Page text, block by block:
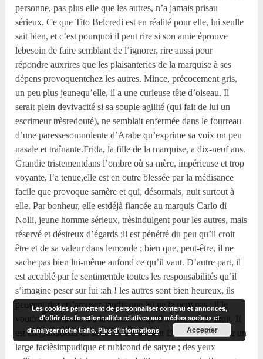
personne, pas plus elle que les autres, n’a jamais prisau
sérieux. Ce que Tito Belcredi est en réalité pour elle, lui seulle
sait bien, et c’est pourquoi il peut rire si son amie éprouve
lebesoin de faire semblant de l’ignorer, rire aussi pour
répondre auxrires que les plaisanteries de la marquise à ses
dépens provoquentchez les autres. Mince, précocement gris,
un peu plus jeunequ’elle, il a une curieuse tête d’oiseau. Il
serait plein devivacité si sa souple agilité (qui fait de lui un
escrimeur trèsredouté), ne semblait enfermée dans le fourreau
d’une paressesomnolente d’Arabe qu’exprime sa voix un peu
nasale et traînante.Frida, la fille de la marquise, a dix-neuf ans.
Grandie tristementdans l’ombre où sa mère, impérieuse et trop
voyante, l’a tenue,elle est en outre blessée par la médisance
facile que provoque samère et qui, désormais, nuit surtout à
elle. Par bonheur, elle estdéjà fiancée au marquis Carlo di
Nolli, jeune homme sérieux, trèsindulgent pour les autres, mais
réservé et désireux d’égards ;il est pénétré du peu qu’il croit
être et de sa valeur dans lemonde ; bien que, peut-être, il ne
sache pas bien lui-même aufond ce qu’il vaut. D’autre part, il
est accablé par le sentimentde toutes les responsabilités qu’il
s’imagine peser sur lui :ah ! les autres sont bien heureux, ils
peuvent rire ets’amuser, tandis que lui ne le peut pas ; il le
voudrait bien,mais il a le sentiment qu’il n’en a pas le droit. Il
est en granddeuil de sa mère. Le docteur Dionisio Genoni a un
large facièsimpudique et rubicond de satyre ; des yeux
Les cookies permettent de personnaliser contenu et annonces,
d'offrir des fonctionnalités relatives aux médias sociaux et
d'analyser notre trafic.Plus d’informations Accepter